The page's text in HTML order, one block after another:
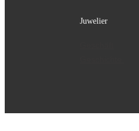
Juwelier